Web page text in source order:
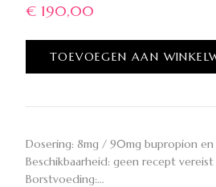
€ 190,00
TOEVOEGEN AAN
Dosering: 8mg / 90mg bupropion en
Beschikbaarheid: geen recept
Borstvoeding:…